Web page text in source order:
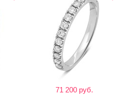
71 200 руб.